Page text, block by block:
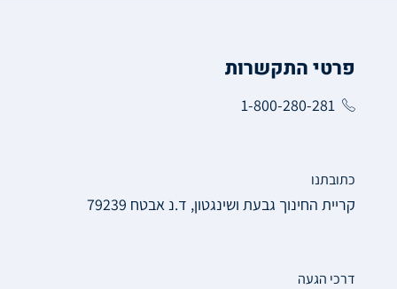
פרטי התקשרות
1-800-280-281
כתובתנו
קריית החינוך גבעת ושינגטון, ד.נ אבטח 79239
דרכי הגעה